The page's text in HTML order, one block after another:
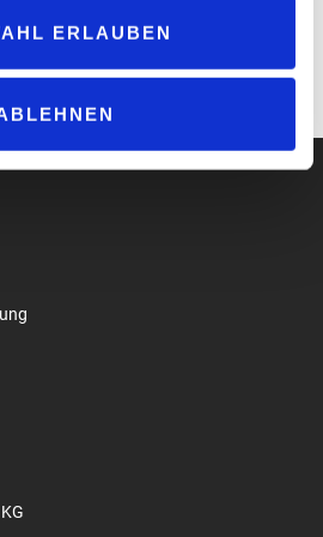
ERLAUBEN
von Flotten erleichtert“,